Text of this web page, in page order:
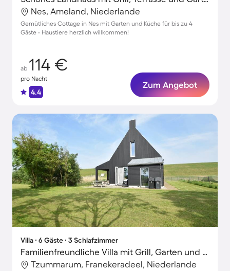
Nes, Ameland, Niederlande
Gemütliches Cottage in Nes mit Garten und Küche für bis zu 4
Gäste - Haustiere herzlich willkommen!
ab 114 €
pro Nacht
4.4
Zum Angebot
Villa ∙ 6 Gäste ∙ 3 Schlafzimmer
Familienfreundliche Villa mit Grill, Garten und Terrasse | Hunde erlaubt
Tzummarum, Franekeradeel, Niederlande